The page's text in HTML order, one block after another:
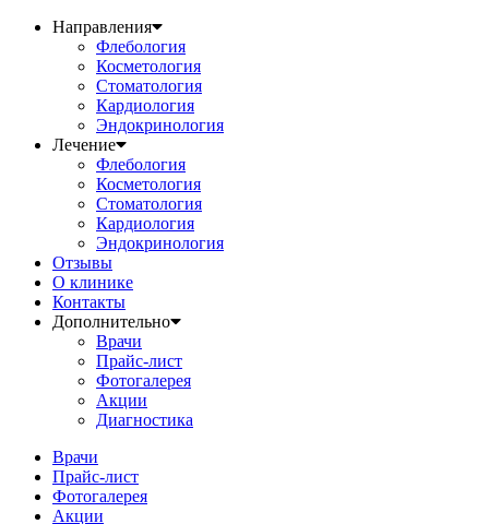
Направления
Флебология
Косметология
Стоматология
Кардиология
Эндокринология
Лечение
Флебология
Косметология
Стоматология
Кардиология
Эндокринология
Отзывы
О клинике
Контакты
Дополнительно
Врачи
Прайс-лист
Фотогалерея
Акции
Диагностика
Врачи
Прайс-лист
Фотогалерея
Акции